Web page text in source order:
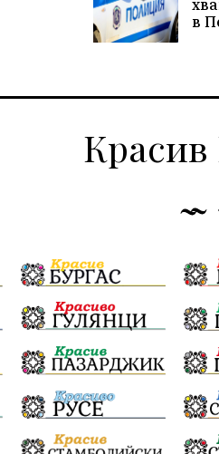
в
Красив